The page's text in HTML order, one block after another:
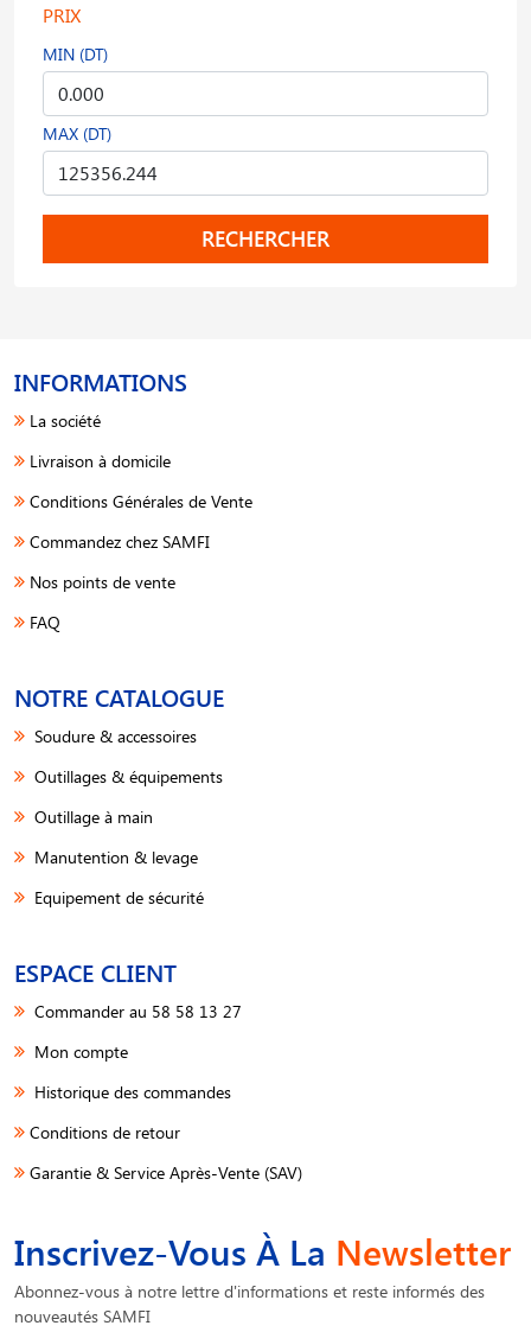
PRIX
MIN (DT)
MAX (DT)
RECHERCHER
INFORMATIONS
La société
Livraison à domicile
Conditions Générales de Vente
Commandez chez SAMFI
Nos points de vente
FAQ
NOTRE CATALOGUE
Soudure & accessoires
Outillages & équipements
Outillage à main
Manutention & levage
Equipement de sécurité
ESPACE CLIENT
Commander au 58 58 13 27
Mon compte
Historique des commandes
Conditions de retour
Garantie & Service Après-Vente (SAV)
Inscrivez-Vous À La Newsletter
Abonnez-vous à notre lettre d'informations et reste informés des
nouveautés SAMFI